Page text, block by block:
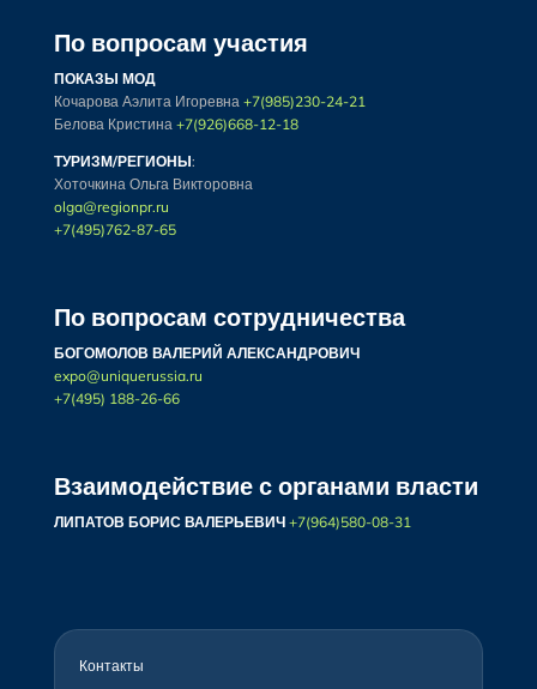
По вопросам участия
ПОКАЗЫ МОД
Кочарова Аэлита Игоревна +7(985)230-24-21
Белова Кристина +7(926)668-12-18
ТУРИЗМ/РЕГИОНЫ:
Хоточкина Ольга Викторовна
olga@regionpr.ru
+7(495)762-87-65
По вопросам сотрудничества
БОГОМОЛОВ ВАЛЕРИЙ АЛЕКСАНДРОВИЧ
expo@uniquerussia.ru
+7(495) 188-26-66
Взаимодействие с органами власти
ЛИПАТОВ БОРИС ВАЛЕРЬЕВИЧ +7(964)580-08-31
Контакты